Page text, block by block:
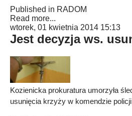
Published in RADOM
Read more...
wtorek, 01 kwietnia 2014 15:13
Jest decyzja ws.
Kozienicka prokuratura umorzyła
usunięcia krzyży w komendzie